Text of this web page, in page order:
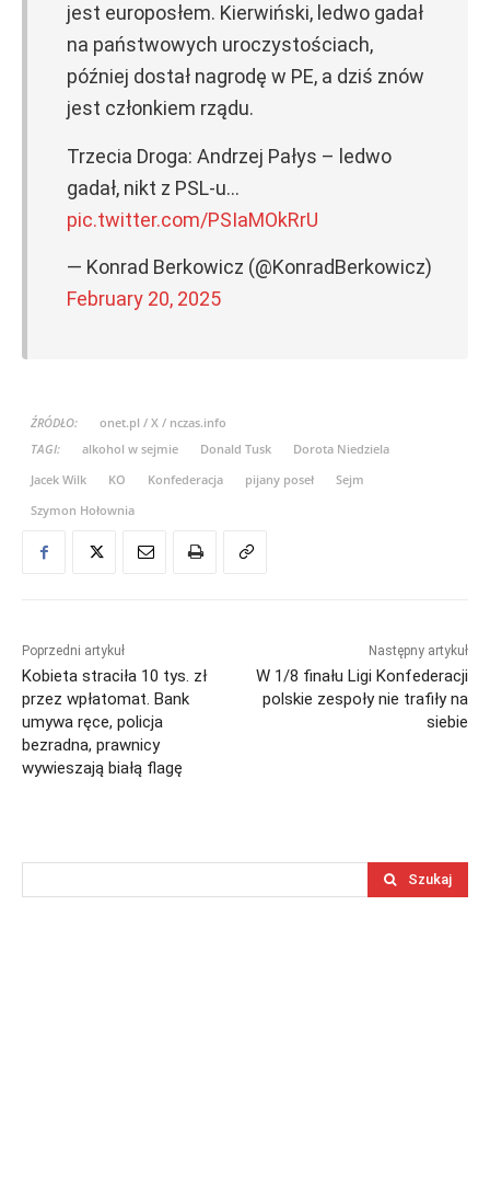
jest europosłem. Kierwiński, ledwo gadał
na państwowych uroczystościach,
później dostał nagrodę w PE, a dziś znów
jest członkiem rządu.
Trzecia Droga: Andrzej Pałys – ledwo
gadał, nikt z PSL-u…
pic.twitter.com/PSIaMOkRrU
— Konrad Berkowicz (@KonradBerkowicz)
February 20, 2025
ŹRÓDŁO:
onet.pl / X / nczas.info
TAGI:
alkohol w sejmie Donald Tusk
Dorota Niedziela
Jacek Wilk
KO Konfederacja pijany poseł
Sejm
Szymon Hołownia
Poprzedni artykuł
Kobieta straciła 10 tys. zł
przez wpłatomat. Bank
umywa ręce, policja
bezradna, prawnicy
wywieszają białą flagę
Następny artykuł
W 1/8 finału Ligi Konfederacji
polskie zespoły nie trafiły na
siebie
Szukaj